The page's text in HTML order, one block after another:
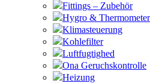
Fittings – Zubehör
Hygro & Thermometer
Klimasteuerung
Kohlefilter
Luftfugtighed
Ona Geruchskontrolle
Heizung